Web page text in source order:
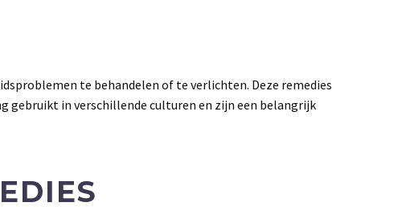
te behandelen of te verlichten. Deze remedies
gebruikt in verschillende culturen en zijn een belangrijk